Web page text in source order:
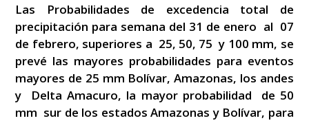
Las Probabilidades de excedencia total de
precipitación para semana del 31 de enero al 07
de febrero, superiores a 25, 50, 75 y 100 mm, se
prevé las mayores probabilidades para eventos
mayores de 25 mm Bolívar, Amazonas, los andes
y Delta Amacuro, la mayor probabilidad de 50
mm sur de los estados Amazonas y Bolívar, para